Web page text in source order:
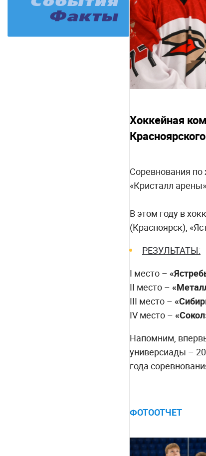
Хоккейная
Соревнования по
«Кристалл
В этом году в
(Красноярск),
РЕЗУЛЬТАТЫ:
I место –
II место –
III место –
IV место –
Напомним,
универсиады –
года
ФОТООТЧЕТ